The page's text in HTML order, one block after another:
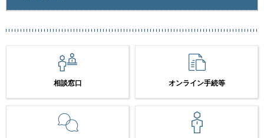
相談窓口 オンライン手続等